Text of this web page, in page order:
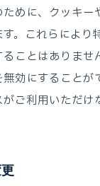
めに、クッキー
。これらにより
ことはありませ
効にすることが
ご利用いただけ